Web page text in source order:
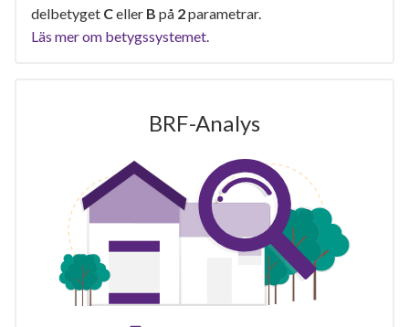
delbetyget Celler B på 2parametrar.
Läs mer om betygssystemet.
BRF-Analys